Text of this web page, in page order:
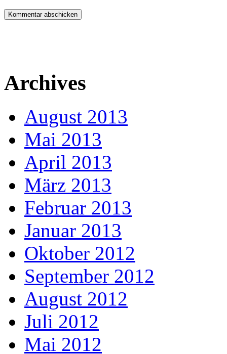
Archives
August 2013
Mai 2013
April 2013
März 2013
Februar 2013
Januar 2013
Oktober 2012
September 2012
August 2012
Juli 2012
Mai 2012